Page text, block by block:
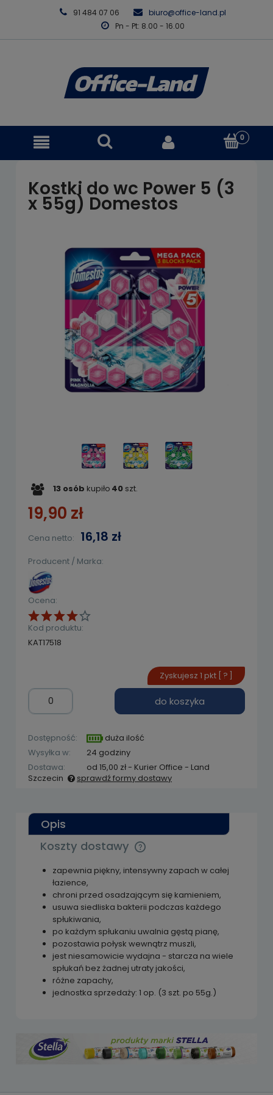
91 484 07 06
biuro@office-land.pl
Pn - Pt: 8.00 - 16.00
Kostki do wc Power 5 (3
x 55g) Domestos
13 osób kupiło 40 szt.
19,90 zł
Cena netto: 16,18 zł
Ocena:
Producent / Marka:
Kod produktu:
KAT17518
do koszyka
Zyskujesz 1 pkt [ ? ]
Dostępność:
duża ilość
Wysyłka w:
24 godziny
Dostawa:
od 15,00 zł- Kurier Office - Land
Szczecin
sprawdź formy dostawy
Opis
Koszty dostawy
Cena nie zawiera ewentualnych kosztów
zapewnia piękny, intensywny zapach w całej
łazience,
chroni przed osadzającym się kamieniem,
usuwa siedliska bakterii podczas każdego
spłukiwania,
po każdym spłukaniu uwalnia gęstą pianę,
pozostawia połysk wewnątrz muszli,
jest niesamowicie wydajna - starcza na wiele
spłukań bez żadnej utraty jakości,
różne zapachy,
jednostka sprzedaży: 1 op. (3 szt. po 55g.)